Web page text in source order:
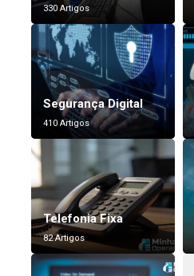
330 Artigos
Segurança Digital
410 Artigos
Telefonia Fixa
82 Artigos